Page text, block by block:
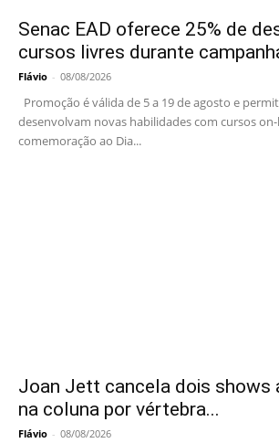
Senac EAD oferece 25% de
cursos livres durante
Flávio - 08/08/2026
Promoção é válida de 5 a 19 de agosto e
desenvolvam novas habilidades com cursos
comemoração ao Dia...
Joan Jett cancela dois shows
na coluna por vértebra...
Flávio - 08/08/2026